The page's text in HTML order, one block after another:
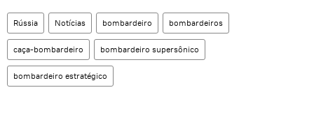
Rússia Notícias bombardeiro bombardeiros
caça-bombardeiro bombardeiro supersônico
bombardeiro estratégico